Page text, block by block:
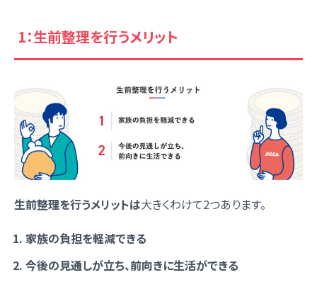
1：生前整理を行うメリット
生前整理を行うメリットは大きくわけて2つあります。
家族の負担を軽減できる
今後の見通しが立ち、前向きに生活ができる